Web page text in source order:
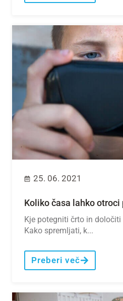
25. 06. 2021
Koliko časa lahko otroci
Kje potegniti črto in
Kako spremljati, k...
Preberi več